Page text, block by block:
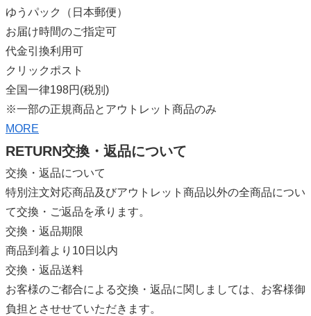
ゆうパック（日本郵便）
お届け時間のご指定可
代金引換利用可
クリックポスト
全国一律198円(税別)
※一部の正規商品とアウトレット商品のみ
MORE
RETURN交換・返品について
交換・返品について
特別注文対応商品及びアウトレット商品以外の全商品につい
て交換・ご返品を承ります。
交換・返品期限
商品到着より10日以内
交換・返品送料
お客様のご都合による交換・返品に関しましては、お客様御
負担とさせせていただきます。